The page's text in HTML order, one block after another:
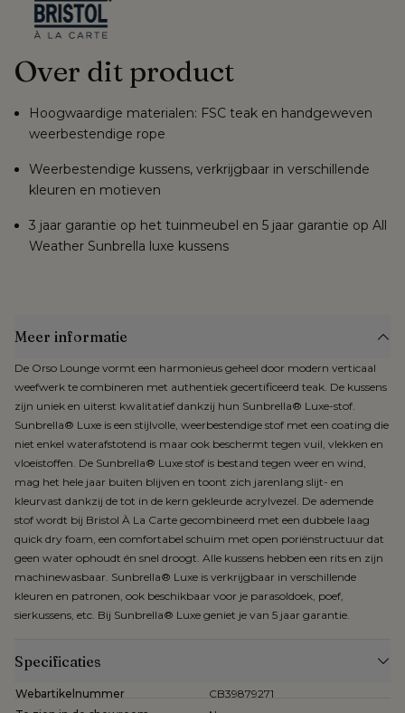
Over dit product
Hoogwaardige materialen: FSC teak en handgeweven
weerbestendige rope
Weerbestendige kussens, verkrijgbaar in verschillende
kleuren en motieven
3 jaar garantie op het tuinmeubel en 5 jaar garantie op All
Weather Sunbrella luxe kussens
Meer informatie
De Orso Lounge vormt een harmonieus geheel door modern verticaal
weefwerk te combineren met authentiek gecertificeerd teak. De kussens
zijn uniek en uiterst kwalitatief dankzij hun Sunbrella® Luxe-stof.
Sunbrella® Luxe is een stijlvolle, weerbestendige stof met een coating die
niet enkel waterafstotend is maar ook beschermt tegen vuil, vlekken en
vloeistoffen. De Sunbrella® Luxe stof is bestand tegen weer en wind,
mag het hele jaar buiten blijven en toont zich jarenlang slijt- en
kleurvast dankzij de tot in de kern gekleurde acrylvezel. De ademende
stof wordt bij Bristol À La Carte gecombineerd met een dubbele laag
quick dry foam, een comfortabel schuim met open poriënstructuur dat
geen water ophoudt én snel droogt. Alle kussens hebben een rits en zijn
machinewasbaar. Sunbrella® Luxe is verkrijgbaar in verschillende
kleuren en patronen, ook beschikbaar voor je parasoldoek, poef,
sierkussens, etc. Bij Sunbrella® Luxe geniet je van 5 jaar garantie.
Specificaties
Webartikelnummer
CB39879271